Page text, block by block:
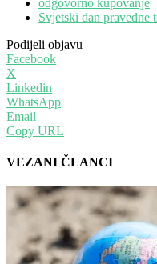
Svjetski dan pravedne
Podijeli objavu
Facebook
X
Linkedin
WhatsApp
Email
Copy URL
VEZANI ČLANCI